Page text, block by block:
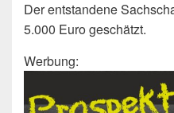
Der entstandene
5.000 Euro geschätzt.
Werbung: